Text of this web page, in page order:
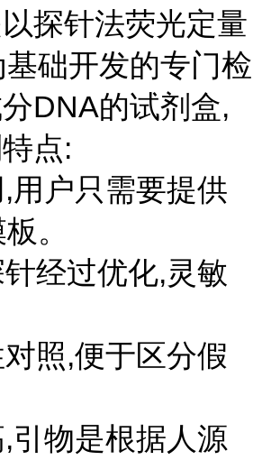
探针法荧光定量
础开发的专门检
DNA的试剂盒,
点:
用户只需要提供
。
经过优化,灵敏
照,便于区分假
引物是根据人源